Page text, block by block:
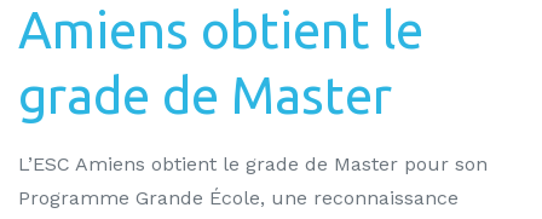
Amiens obtient le
grade de Master
L’ESC Amiens obtient le grade de Master pour son
Programme Grande École, une reconnaissance